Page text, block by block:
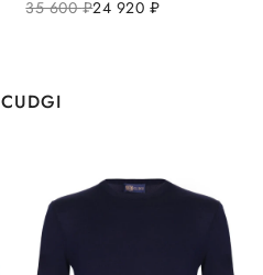
35 600руб.24 920 руб.